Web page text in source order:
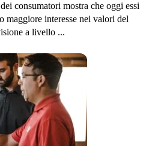
consumatori mostra che oggi essi
maggiore interesse nei valori del
a livello ...